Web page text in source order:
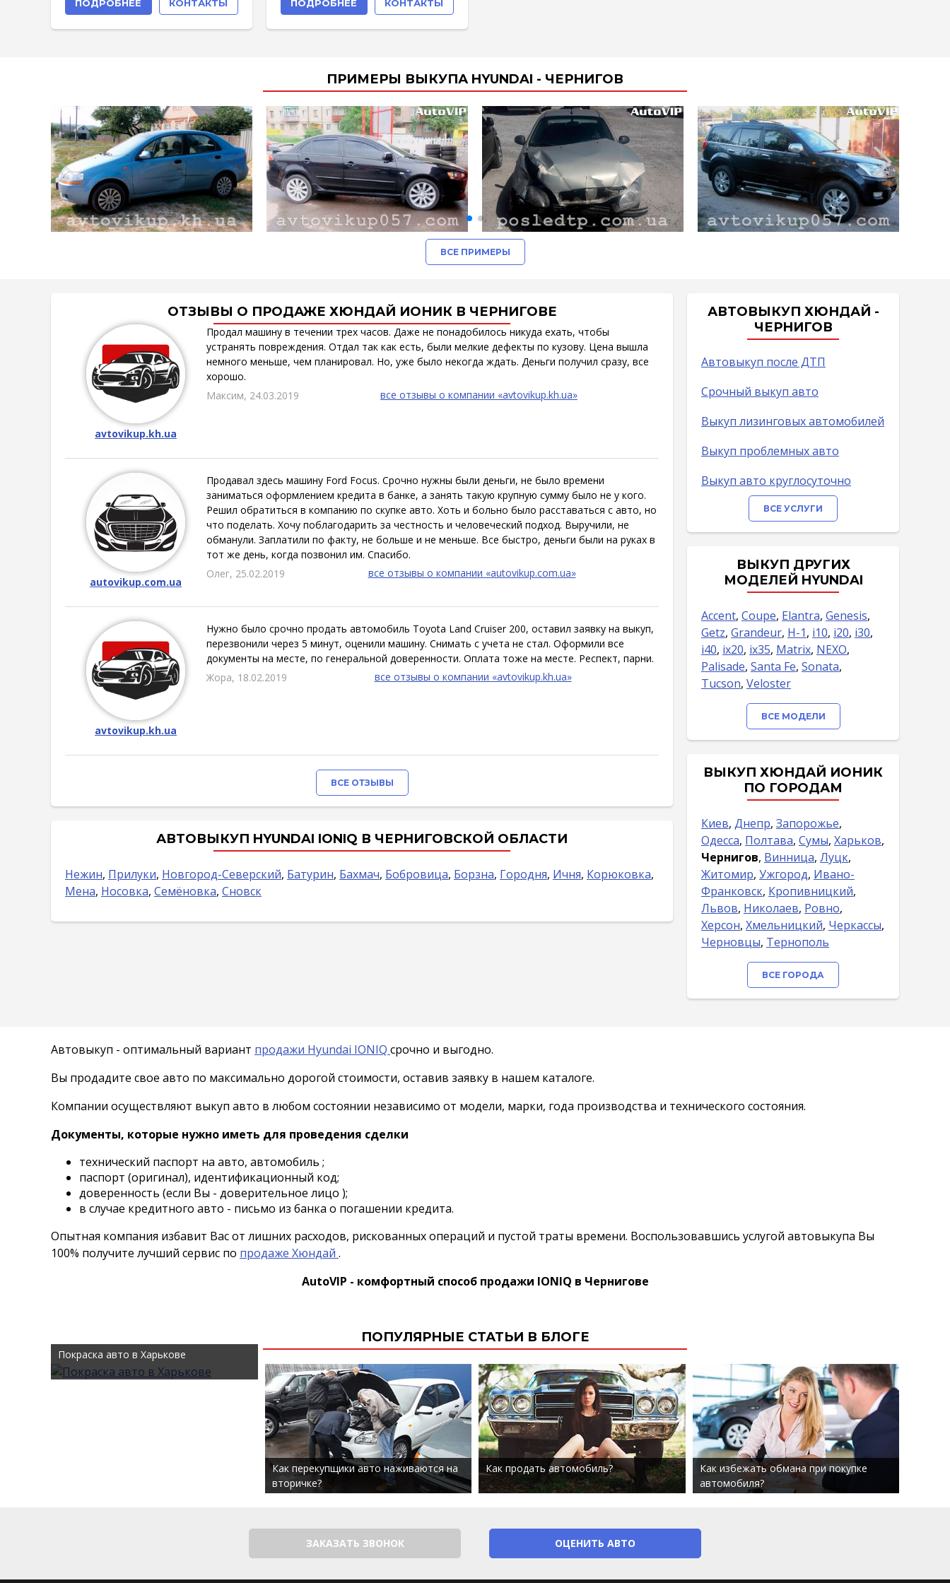
ПОДРОБНЕЕ КОНТАКТЫ ПОДРОБНЕЕ КОНТАКТЫ
ПРИМЕРЫ ВЫКУПА HYUNDAI - ЧЕРНИГОВ
ВСЕ ПРИМЕРЫ
ОТЗЫВЫ О ПРОДАЖЕ ХЮНДАЙ ИОНИК В ЧЕРНИГОВЕ
avtovikup.kh.ua
Продал машину в течении трех часов. Даже не понадобилось никуда ехать, чтобы
устранять повреждения. Отдал так как есть, были мелкие дефекты по кузову. Цена вышла
немного меньше, чем планировал. Но, уже было некогда ждать. Деньги получил сразу, все
хорошо.
Максим, 24.03.2019
все отзывы о компании «avtovikup.kh.ua»
autovikup.com.ua
Продавал здесь машину Ford Focus. Срочно нужны были деньги, не было времени
заниматься оформлением кредита в банке, а занять такую крупную сумму было не у кого.
Решил обратиться в компанию по скупке авто. Хоть и больно было расставаться с авто, но
что поделать. Хочу поблагодарить за честность и человеческий подход. Выручили, не
обманули. Заплатили по факту, не больше и не меньше. Все быстро, деньги были на руках в
тот же день, когда позвонил им. Спасибо.
Олег, 25.02.2019
все отзывы о компании «autovikup.com.ua»
avtovikup.kh.ua
Нужно было срочно продать автомобиль Toyota Land Cruiser 200, оставил заявку на выкуп,
перезвонили через 5 минут, оценили машину. Снимать с учета не стал. Оформили все
документы на месте, по генеральной доверенности. Оплата тоже на месте. Респект, парни.
Жора, 18.02.2019
все отзывы о компании «avtovikup.kh.ua»
ВСЕ ОТЗЫВЫ
АВТОВЫКУП HYUNDAI IONIQ В ЧЕРНИГОВСКОЙ ОБЛАСТИ
Нежин, Прилуки, Новгород-Северский, Батурин, Бахмач, Бобровица, Борзна, Городня, Ичня, Корюковка,
Мена, Носовка, Семёновка, Сновск
АВТОВЫКУП ХЮНДАЙ -
ЧЕРНИГОВ
Автовыкуп после ДТП
Срочный выкуп авто
Выкуп лизинговых автомобилей
Выкуп проблемных авто
Выкуп авто круглосуточно
ВСЕ УСЛУГИ
ВЫКУП ДРУГИХ
МОДЕЛЕЙ HYUNDAI
Accent, Coupe, Elantra, Genesis,
Getz, Grandeur, H-1, i10, i20, i30,
i40, ix20, ix35, Matrix, NEXO,
Palisade, Santa Fe, Sonata,
Tucson, Veloster
ВСЕ МОДЕЛИ
ВЫКУП ХЮНДАЙ ИОНИК
ПО ГОРОДАМ
Киев, Днепр, Запорожье,
Одесса, Полтава, Сумы, Харьков,
Чернигов, Винница, Луцк,
Житомир, Ужгород, Ивано-
Франковск, Кропивницкий,
Львов, Николаев, Ровно,
Херсон, Хмельницкий, Черкассы,
Черновцы, Тернополь
ВСЕ ГОРОДА
Автовыкуп - оптимальный вариант продажи Hyundai IONIQ срочно и выгодно.
Вы продадите свое авто по максимально дорогой стоимости, оставив заявку в нашем каталоге.
Компании осуществляют выкуп авто в любом состоянии независимо от модели, марки, года производства и технического состояния.
Документы, которые нужно иметь для проведения сделки
технический паспорт на авто, автомобиль ;
паспорт (оригинал), идентификационный код;
доверенность (если Вы - доверительное лицо );
в случае кредитного авто - письмо из банка о погашении кредита.
Опытная компания избавит Вас от лишних расходов, рискованных операций и пустой траты времени. Воспользовавшись услугой автовыкупа Вы
100% получите лучший сервис по продаже Хюндай .
AutoVIP - комфортный способ продажи IONIQ в Чернигове
ПОПУЛЯРНЫЕ СТАТЬИ В БЛОГЕ
Покраска авто в Харькове
Как перекупщики авто наживаются на
вторичке?
Как продать автомобиль?
Как избежать обмана при покупке
автомобиля?
ЗАКАЗАТЬ ЗВОНОК ОЦЕНИТЬ АВТО